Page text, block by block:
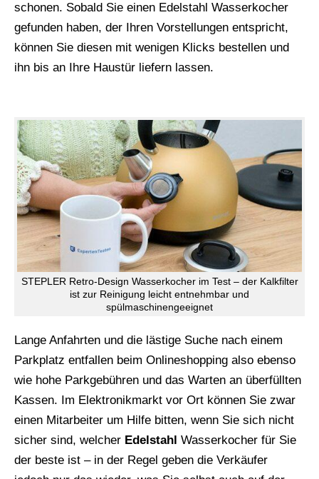
schonen. Sobald Sie einen Edelstahl Wasserkocher
gefunden haben, der Ihren Vorstellungen entspricht,
können Sie diesen mit wenigen Klicks bestellen und
ihn bis an Ihre Haustür liefern lassen.
STEPLER Retro-Design Wasserkocher im Test – der Kalkfilter
ist zur Reinigung leicht entnehmbar und
spülmaschinengeeignet
Lange Anfahrten und die lästige Suche nach einem
Parkplatz entfallen beim Onlineshopping also ebenso
wie hohe Parkgebühren und das Warten an überfüllten
Kassen. Im Elektronikmarkt vor Ort können Sie zwar
einen Mitarbeiter um Hilfe bitten, wenn Sie sich nicht
sicher sind, welcher Edelstahl Wasserkocher für Sie
der beste ist – in der Regel geben die Verkäufer